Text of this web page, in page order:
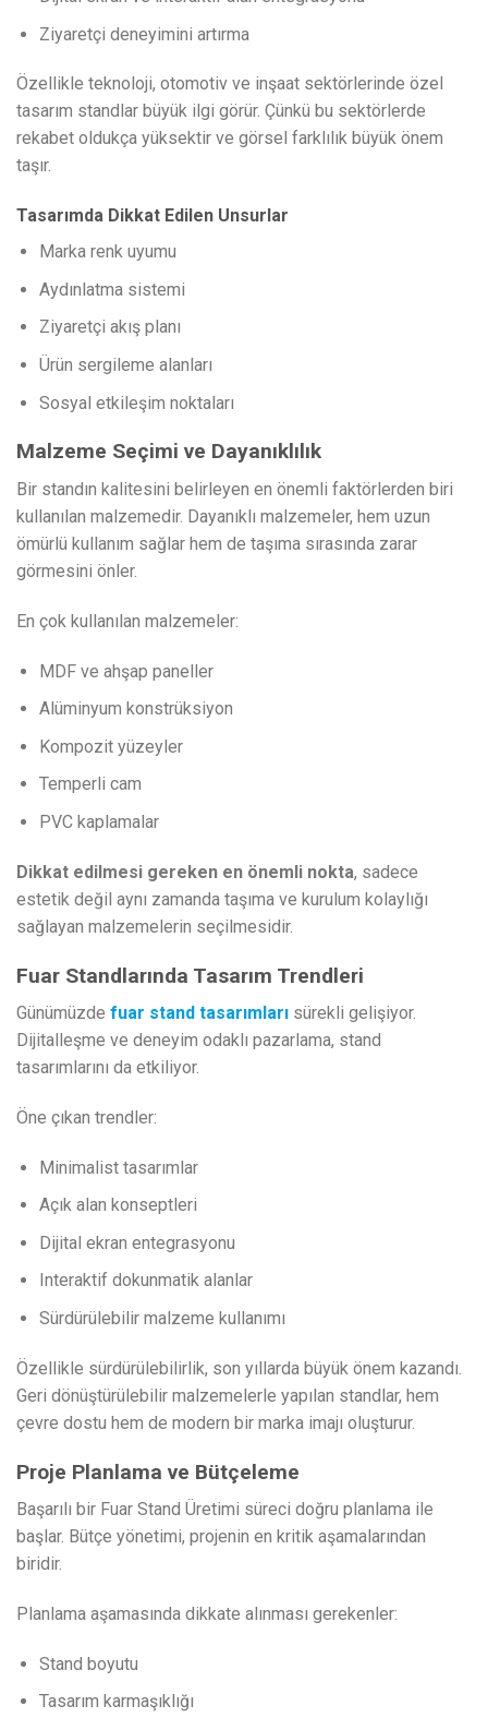
Ziyaretçi deneyimini artırma
Özellikle teknoloji, otomotiv ve inşaat sektörlerinde özel
tasarım standlar büyük ilgi görür. Çünkü bu sektörlerde
rekabet oldukça yüksektir ve görsel farklılık büyük önem
taşır.
Tasarımda Dikkat Edilen Unsurlar
Marka renk uyumu
Aydınlatma sistemi
Ziyaretçi akış planı
Ürün sergileme alanları
Sosyal etkileşim noktaları
Malzeme Seçimi ve Dayanıklılık
Bir standın kalitesini belirleyen en önemli faktörlerden biri
kullanılan malzemedir. Dayanıklı malzemeler, hem uzun
ömürlü kullanım sağlar hem de taşıma sırasında zarar
görmesini önler.
En çok kullanılan malzemeler:
MDF ve ahşap paneller
Alüminyum konstrüksiyon
Kompozit yüzeyler
Temperli cam
PVC kaplamalar
Dikkat edilmesi gereken en önemli nokta, sadece
estetik değil aynı zamanda taşıma ve kurulum kolaylığı
sağlayan malzemelerin seçilmesidir.
Fuar Standlarında Tasarım Trendleri
Günümüzde fuar stand tasarımları sürekli gelişiyor.
Dijitalleşme ve deneyim odaklı pazarlama, stand
tasarımlarını da etkiliyor.
Öne çıkan trendler:
Minimalist tasarımlar
Açık alan konseptleri
Dijital ekran entegrasyonu
Interaktif dokunmatik alanlar
Sürdürülebilir malzeme kullanımı
Özellikle sürdürülebilirlik, son yıllarda büyük önem kazandı.
Geri dönüştürülebilir malzemelerle yapılan standlar, hem
çevre dostu hem de modern bir marka imajı oluşturur.
Proje Planlama ve Bütçeleme
Başarılı bir Fuar Stand Üretimi süreci doğru planlama ile
başlar. Bütçe yönetimi, projenin en kritik aşamalarından
biridir.
Planlama aşamasında dikkate alınması gerekenler:
Stand boyutu
Tasarım karmaşıklığı